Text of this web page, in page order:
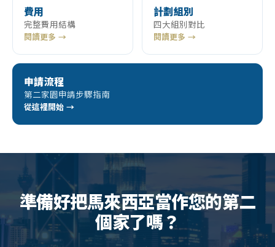
費用
完整費用結構
閱讀更多 →
計劃組別
四大組別對比
閱讀更多 →
申請流程
第二家園申請步驟指南
從這裡開始 →
準備好把馬來西亞當作您的第二
個家了嗎？